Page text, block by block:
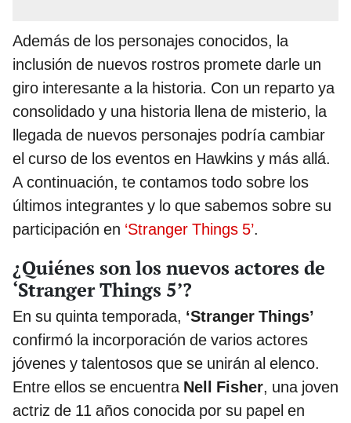
Además de los personajes conocidos, la
inclusión de nuevos rostros promete darle un
giro interesante a la historia. Con un reparto ya
consolidado y una historia llena de misterio, la
llegada de nuevos personajes podría cambiar
el curso de los eventos en Hawkins y más allá.
A continuación, te contamos todo sobre los
últimos integrantes y lo que sabemos sobre su
participación en ‘Stranger Things 5’.
¿Quiénes son los nuevos actores de
‘Stranger Things 5’?
En su quinta temporada, ‘Stranger Things’
confirmó la incorporación de varios actores
jóvenes y talentosos que se unirán al elenco.
Entre ellos se encuentra Nell Fisher, una joven
actriz de 11 años conocida por su papel en